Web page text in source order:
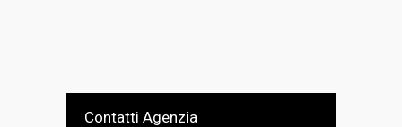
Contatti Agenzia